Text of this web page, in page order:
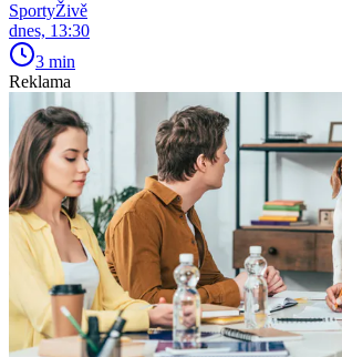
SportyŽivě
dnes, 13:30
3 min
Reklama